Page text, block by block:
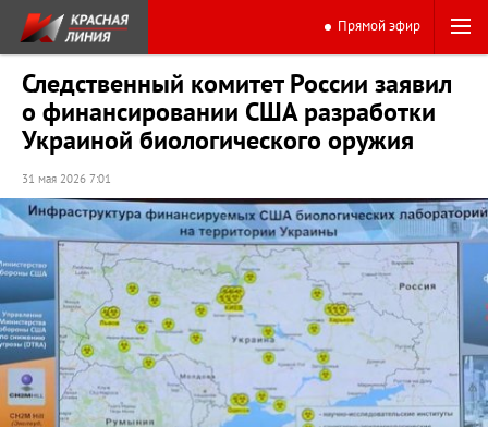
Прямой эфир
Следственный комитет России заявил
о финансировании США разработки
Украиной биологического оружия
31 мая 2026 7:01